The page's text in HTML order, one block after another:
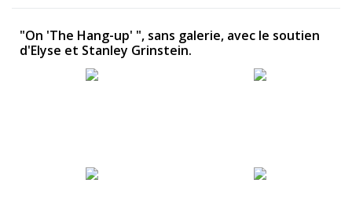
"On 'The Hang-up' ", sans galerie, avec le soutien
d'Elyse et Stanley Grinstein.